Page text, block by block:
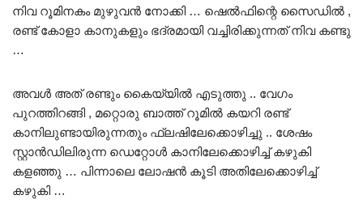
നിവ റൂമിനകം മുഴുവൻ നോക്കി … ഷെൽഫിന്റെ സൈഡിൽ ,
രണ്ട് കോളാ കാനുകളും ഭദ്രമായി വച്ചിരിക്കുന്നത് നിവ കണ്ടു
…
അവൾ അത് രണ്ടും കൈയ്യിൽ എടുത്തു .. വേഗം
പുറത്തിറങ്ങി , മറ്റൊരു ബാത്ത് റൂമിൽ കയറി രണ്ട്
കാനിലുണ്ടായിരുന്നതും ഫ്ലഷിലേക്കൊഴിച്ചു .. ശേഷം
സ്റ്റാൻഡിലിരുന്ന ഡെറ്റോൾ കാനിലേക്കൊഴിച്ച് കഴുകി
കളഞ്ഞു … പിന്നാലെ ലോഷൻ കൂടി അതിലേക്കൊഴിച്ച്
കഴുകി …